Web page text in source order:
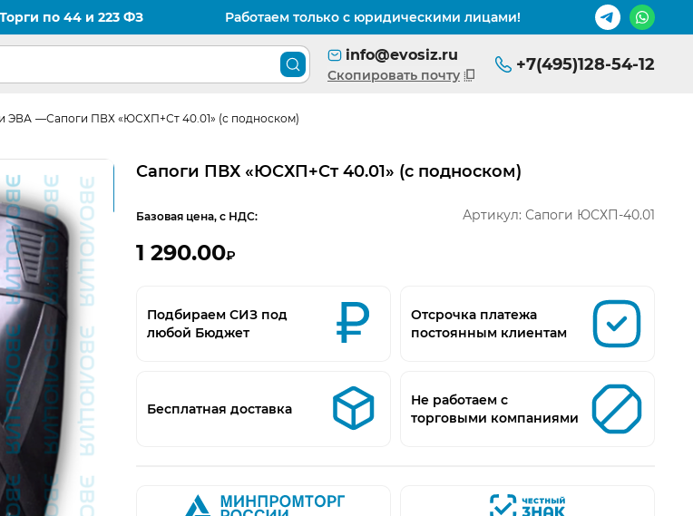
Торги по 44 и 223 ФЗ Работаем только с юридическими лицами!
Поиск товара по каталогу
info@evosiz.ru
Скопировать почту
+7(495)128-54-12
ЭВА Сапоги ПВХ «ЮСХП+Ст 40.01» (с подноском)
Сапоги ПВХ «ЮСХП+Ст 40.01» (с подноском)
Базовая цена, с НДС:
1 290.00₽
Артикул: Сапоги ЮСХП-40.01
Подбираем СИЗ под
любой Бюджет
Отсрочка платежа
постоянным клиентам
Бесплатная доставка
Не работаем с
торговыми компаниями